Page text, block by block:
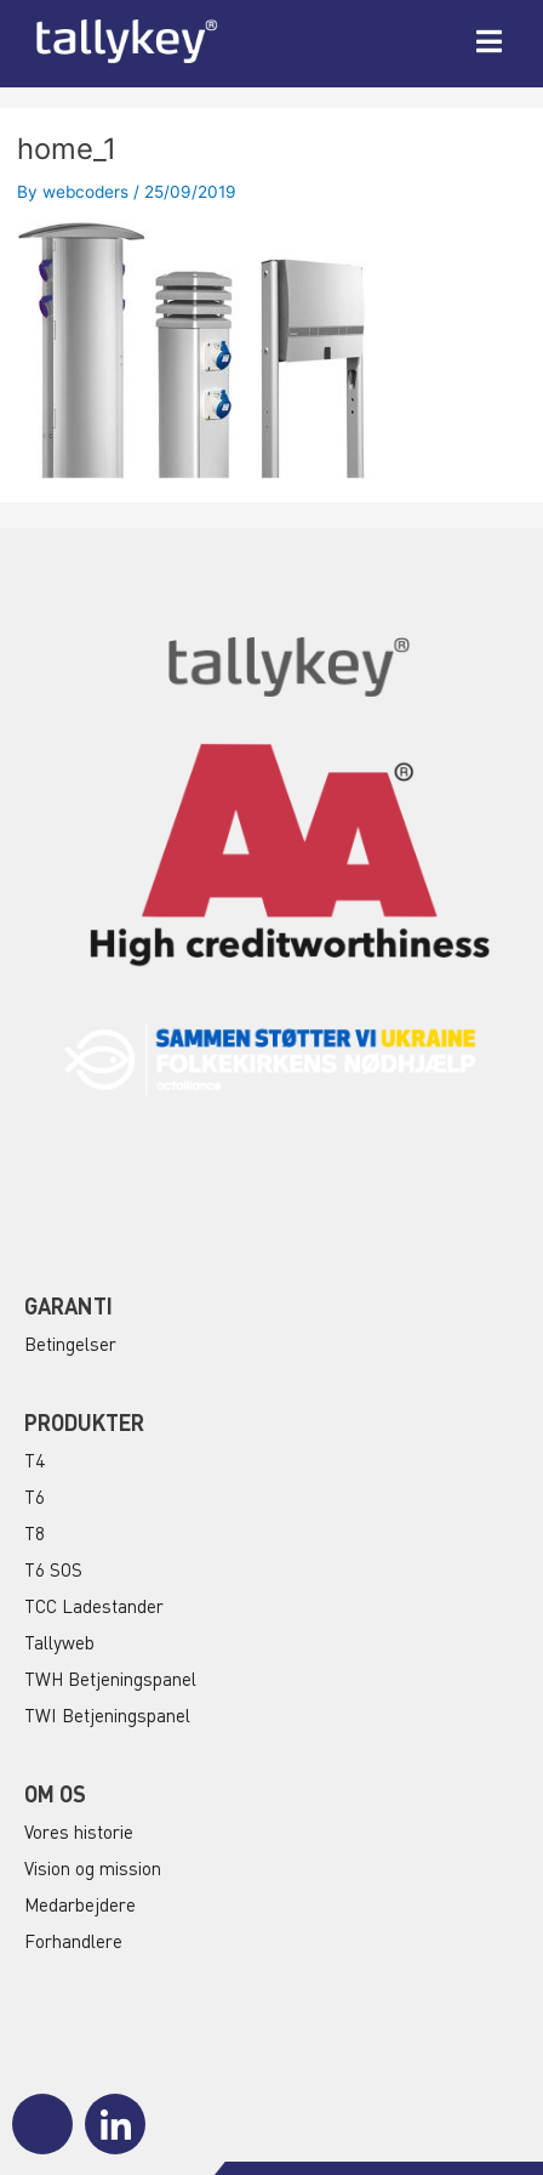
home_1
By webcoders / 25/09/2019
GARANTI
Betingelser
PRODUKTER
T4
T6
T8
T6 SOS
TCC Ladestander
Tallyweb
TWH Betjeningspanel
TWI Betjeningspanel
OM OS
Vores historie
Vision og mission
Medarbejdere
Forhandlere
J
J
k